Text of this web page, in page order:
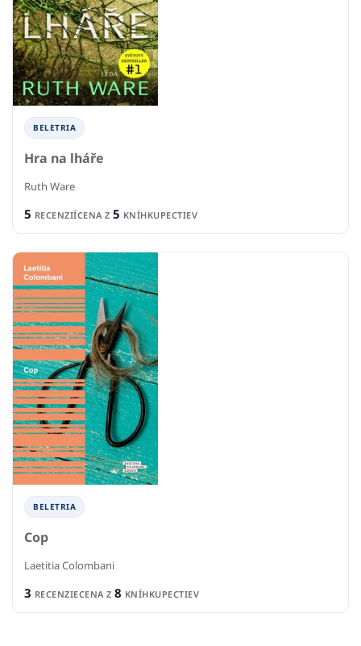
BELETRIA
Hra na lháře
Ruth Ware
5 RECENZIÍCENA Z 5 KNÍHKUPECTIEV
BELETRIA
Cop
Laetitia Colombani
3 RECENZIECENA Z 8 KNÍHKUPECTIEV